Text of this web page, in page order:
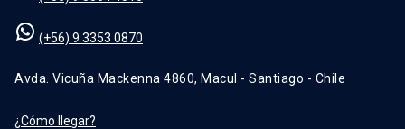
(+56) 9 3353 0870
Avda. Vicuña Mackenna 4860, Macul - Santiago - Chile
¿Cómo llegar?